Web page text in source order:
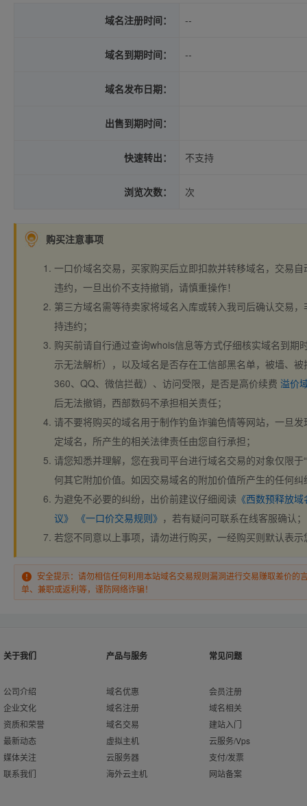
域名注册时间： --
域名到期时间： --
域名发布日期：
出售到期时间：
快速转出： 不支持
浏览次数： 次
购买注意事项
一口价域名交易，买家购买后立即扣款并转移域名，交易
违约，一旦出价不支持撤销，请慎重操作！
第三方域名需等待卖家将域名入库或转入我司后确认交易
持违约；
购买前请自行通过查询whois信息等方式仔细核实域名到期
示无法解析），以及域名是否存在工信部黑名单，被墙、
360、QQ、微信拦截）、访问受限，是否是高价续费 溢价
后无法撤销，西部数码不承担相关责任；
请不要将购买的域名用于制作钓鱼诈骗色情等网站，一旦
定域名，所产生的相关法律责任由您自行承担；
请您知悉并理解，您在我司平台进行域名交易的对象仅限于
何其它附加价值。如因交易域名的附加价值所产生的任何
为避免不必要的纠纷，出价前建议仔细阅读 《西数预释放
议》
《一口价交易规则》 ，若有疑问可联系在线客服确认；
若您不同意以上事项，请勿进行购买，一经购买则默认表
安全提示：请勿相信任何利用本站域名交易规则漏洞进行交易赚取差价的
单、兼职或返利等，谨防网络诈骗！
关于我们
公司介绍
企业文化
资质和荣誉
最新动态
媒体关注
联系我们
产品与服务
域名优惠
域名注册
域名交易
虚拟主机
云服务器
海外云主机
常见问题
会员注册
域名相关
建站入门
云服务/Vps
支付/发票
网站备案